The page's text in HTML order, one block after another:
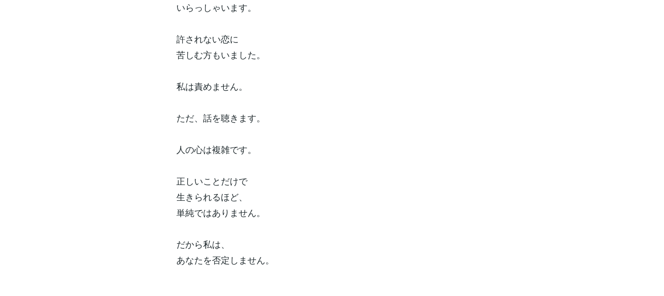
いらっしゃいます。
許されない恋に
苦しむ方もいました。
私は責めません。
ただ、話を聴きます。
人の心は複雑です。
正しいことだけで
生きられるほど、
単純ではありません。
だから私は、
あなたを否定しません。